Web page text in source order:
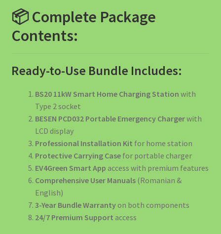
📦 Complete Package
Contents:
Ready-to-Use Bundle Includes:
BS20 11kW Smart Home Charging Station with
Type 2 socket
BESEN PCD032 Portable Emergency Chargerwith
LCD display
Professional Installation Kit for home station
Protective Carrying Casefor portable charger
EV4Green Smart App access with premium features
Comprehensive User Manuals(Romanian &
English)
3-Year Bundle Warrantyon both components
24/7 Premium Support access